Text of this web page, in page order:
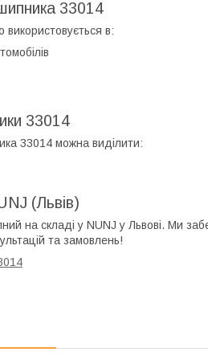
33014
в:
33014
33014 можна виділити:
(Львів)
на складі у NUNJ у Львові. Ми
та замовлень!